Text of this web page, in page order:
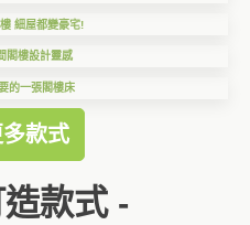
樓 細屋都變豪宅!
閣樓設計靈感
的一張閣樓床
款式
款式 -